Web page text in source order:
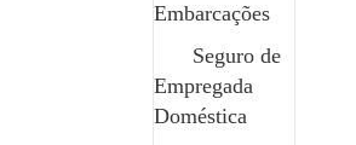
Embarcações
Seguro de
Empregada
Doméstica